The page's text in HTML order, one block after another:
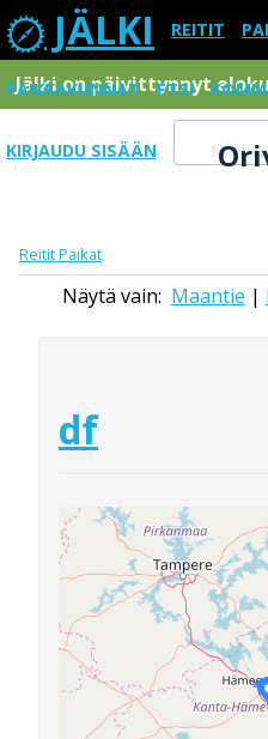
JÄLKI REITIT
PAIKKAKUNNAT ETSI
KIRJAUDU SISÄÄN Menu
Jälki on päivittynnyt
ReititPaikat
Näytä vain: Maantie |
df